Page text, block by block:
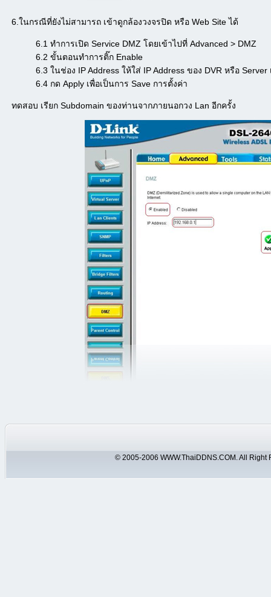
6.ในกรณีที่ยังไม่สามารถ เข้าดูกล้องวงจรปิด หรือ Web Site ได้
6.1 ทำการเปิด Service DMZ โดยเข้าไปที่ Advanced > DMZ
6.2 ขั้นตอนทำการติ๊ก Enable
6.3 ในช่อง IP Address ให้ใส่ IP Address ของ DVR หรือ
6.4 กด Apply เพื่อเป็นการ Save การตั้งค่า
ทดสอบ เรียก Subdomain ของท่านจากภายนอกวง Lan อีกครั้ง
© 2005-2006 WWW.ThaiDDNS.COM. All Right